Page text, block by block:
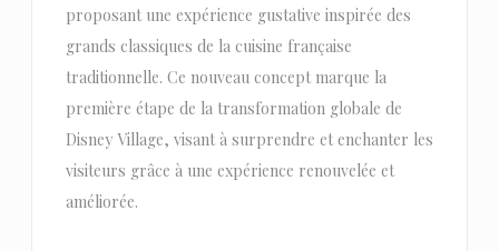
proposant une expérience gustative inspirée des
grands classiques de la cuisine française
traditionnelle. Ce nouveau concept marque la
première étape de la transformation globale de
Disney Village, visant à surprendre et enchanter les
visiteurs grâce à une expérience renouvelée et
améliorée.